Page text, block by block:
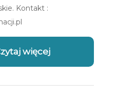
Kontakt :
więcej